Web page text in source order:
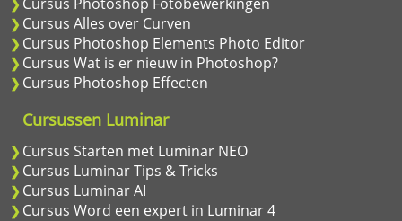
Cursus Alles over Curven
Cursus Photoshop Elements Photo Editor
Cursus Wat is er nieuw in Photoshop?
Cursus Photoshop Effecten
Cursussen Luminar
Cursus Starten met Luminar NEO
Cursus Luminar Tips & Tricks
Cursus Luminar AI
Cursus Word een expert in Luminar 4